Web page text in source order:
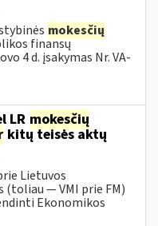
mokesčių
finansų
4 d. įsakymas Nr. VA-
LR mokesčių
kitų teisės aktų
Lietuvos
— VMI prie FM)
Ekonomikos